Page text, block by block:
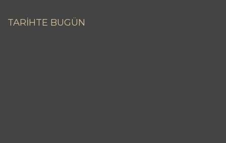
TARİHTE BUGÜN